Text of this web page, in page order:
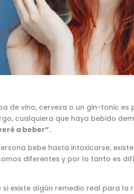
de vino, cerveza o un gin-tonic
cualquiera que haya bebido
a beber”.
bebe hasta intoxicarse,
diferentes y por lo tanto es
existe algún remedio real para la